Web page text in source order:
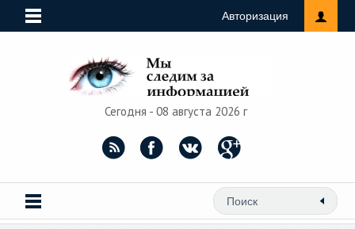
Авторизация
Сегодня - 08 августа 2026 г